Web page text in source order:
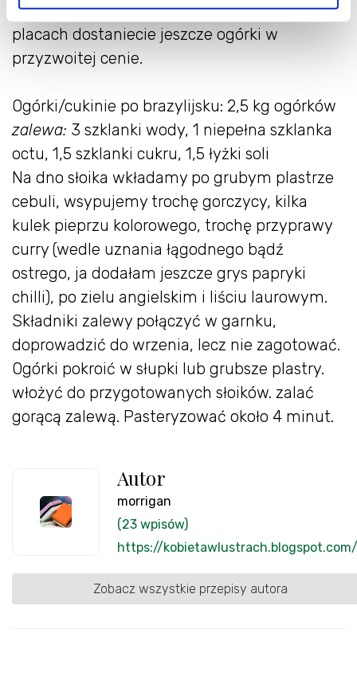
małej ilości. Jestem pewna, że na targach i
placach dostaniecie jeszcze ogórki w
przyzwoitej cenie.
Ogórki/cukinie po brazylijsku: 2,5 kg ogórków
zalewa: 3 szklanki wody, 1 niepełna szklanka
octu, 1,5 szklanki cukru, 1,5 łyżki soli
Na dno słoika wkładamy po grubym plastrze
cebuli, wsypujemy trochę gorczycy, kilka
kulek pieprzu kolorowego, trochę przyprawy
curry (wedle uznania łągodnego bądź
ostrego, ja dodałam jeszcze grys papryki
chilli), po zielu angielskim i liściu laurowym.
Składniki zalewy połączyć w garnku,
doprowadzić do wrzenia, lecz nie zagotować.
Ogórki pokroić w słupki lub grubsze plastry.
włożyć do przygotowanych słoików. zalać
gorącą zalewą. Pasteryzować około 4 minut.
Autor
morrigan
(23 wpisów)
https://kobietawlustrach.blogspot.com/
Zobacz wszystkie przepisy autora